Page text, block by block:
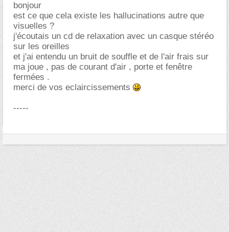
bonjour
est ce que cela existe les hallucinations autre que
visuelles ?
j'écoutais un cd de relaxation avec un casque stéréo
sur les oreilles
et j'ai entendu un bruit de souffle et de l'air frais sur
ma joue , pas de courant d'air , porte et fenêtre
fermées .
merci de vos eclaircissements
-----